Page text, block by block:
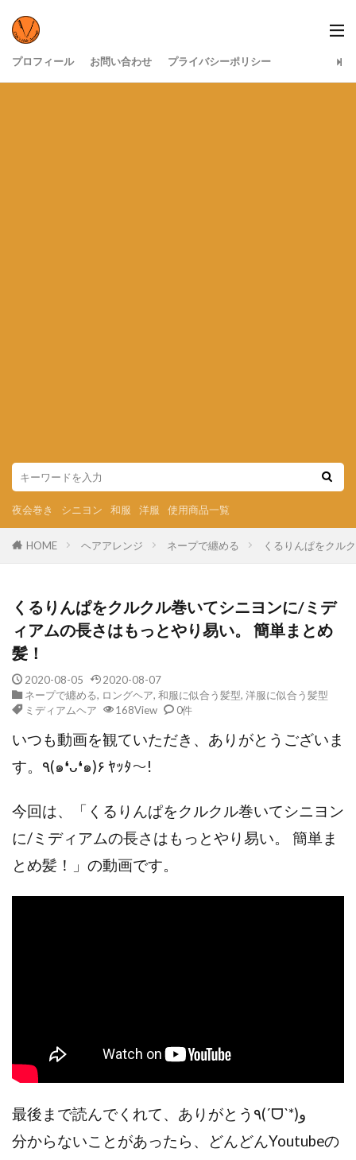
プロフィール お問い合わせ プライバシーポリシー
夜会巻き シニヨン 和服 洋服 使用商品一覧
HOME ヘアアレンジ ネープで纏める くるりんぱをクル
くるりんぱをクルクル巻いてシニヨンに/ミデ
ィアムの長さはもっとやり易い。 簡単まとめ
髪！
2020-08-05
2020-08-07
ネープで纏める, ロングヘア, 和服に似合う髪型, 洋服に似合う髪型
ミディアムヘア
168View 0件
いつも動画を観ていただき、ありがとうございま
す。٩(๑❛ᴗ❛๑)۶ ﾔｯﾀ～!
今回は、「くるりんぱをクルクル巻いてシニヨン
に/ミディアムの長さはもっとやり易い。 簡単ま
とめ髪！」の動画です。
最後まで読んでくれて、ありがとう٩(ˊᗜˋ*)و
分からないことがあったら、どんどんYoutubeの